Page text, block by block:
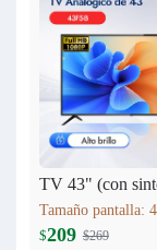
$209 $269